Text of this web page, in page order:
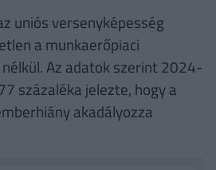
uniós versenyképesség
a munkaerőpiaci
Az adatok szerint 2024-
százaléka jelezte, hogy a
akadályozza